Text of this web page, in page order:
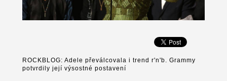
ROCKBLOG: Adele převálcovala i trend r'n'b. Grammy
potvrdily její výsostné postavení